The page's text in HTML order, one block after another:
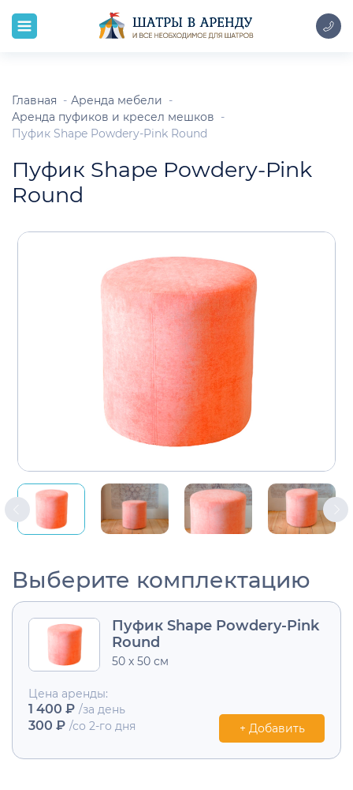
Главная
Аренда мебели
Аренда пуфиков и кресел мешков
Пуфик Shape Powdery-Pink Round
Пуфик Shape Powdery-Pink
Round
Выберите комплектацию
Пуфик Shape Powdery-Pink
Round
50 х 50 см
Цена аренды:
1 400 ₽ /за день
300 ₽ /со 2-го дня + Добавить